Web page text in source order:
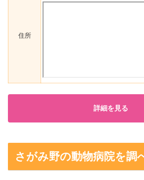
住所
詳細を見る
さがみ野の動物病院を調